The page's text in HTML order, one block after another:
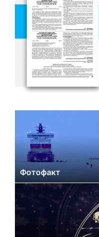
Фотофакт